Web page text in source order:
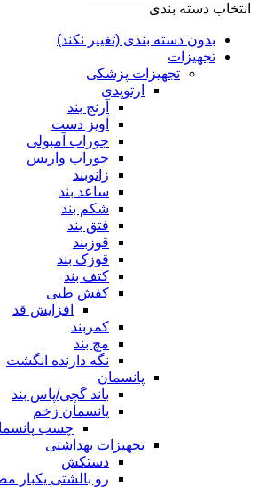
انتخاب دسته بندی
بدون دسته بندی (تغییر نکند)
تجهیزات
تجهیزات پزشکی
ارتوپدی
آرنج بند
آویز دست
جوراب آمبولی
جوراب واریس
زانوبند
ساعد بند
شکم بند
فتق بند
قوزبند
قوزک بند
کتف بند
کفش طبی
افزایش قد
کمربند
مچ بند
نگه دارنده انگشت
پانسمان
باند گچی/پاس بند
پانسمان زخم
چسب
تجهیزات بهداشتی
دستکش
رو بالشتی یکبار